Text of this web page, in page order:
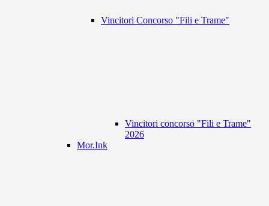
Vincitori Concorso "Fili e Trame"
Vincitori concorso "Fili e Trame"
2026
Mor.Ink